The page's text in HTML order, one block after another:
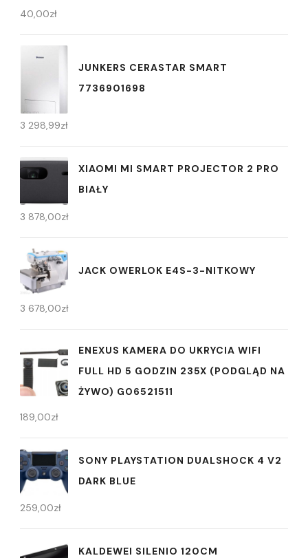
40,00zł
JUNKERS CERASTAR SMART
7736901698
3 298,99zł
XIAOMI MI SMART PROJECTOR 2 PRO
BIAŁY
3 878,00zł
JACK OWERLOK E4S-3-NITKOWY
3 678,00zł
ENEXUS KAMERA DO UKRYCIA WIFI
FULL HD 5 GODZIN 235X (PODGLĄD NA
ŻYWO) G06521511
189,00zł
SONY PLAYSTATION DUALSHOCK 4 V2
DARK BLUE
259,00zł
KALDEWEI SILENIO 120CM